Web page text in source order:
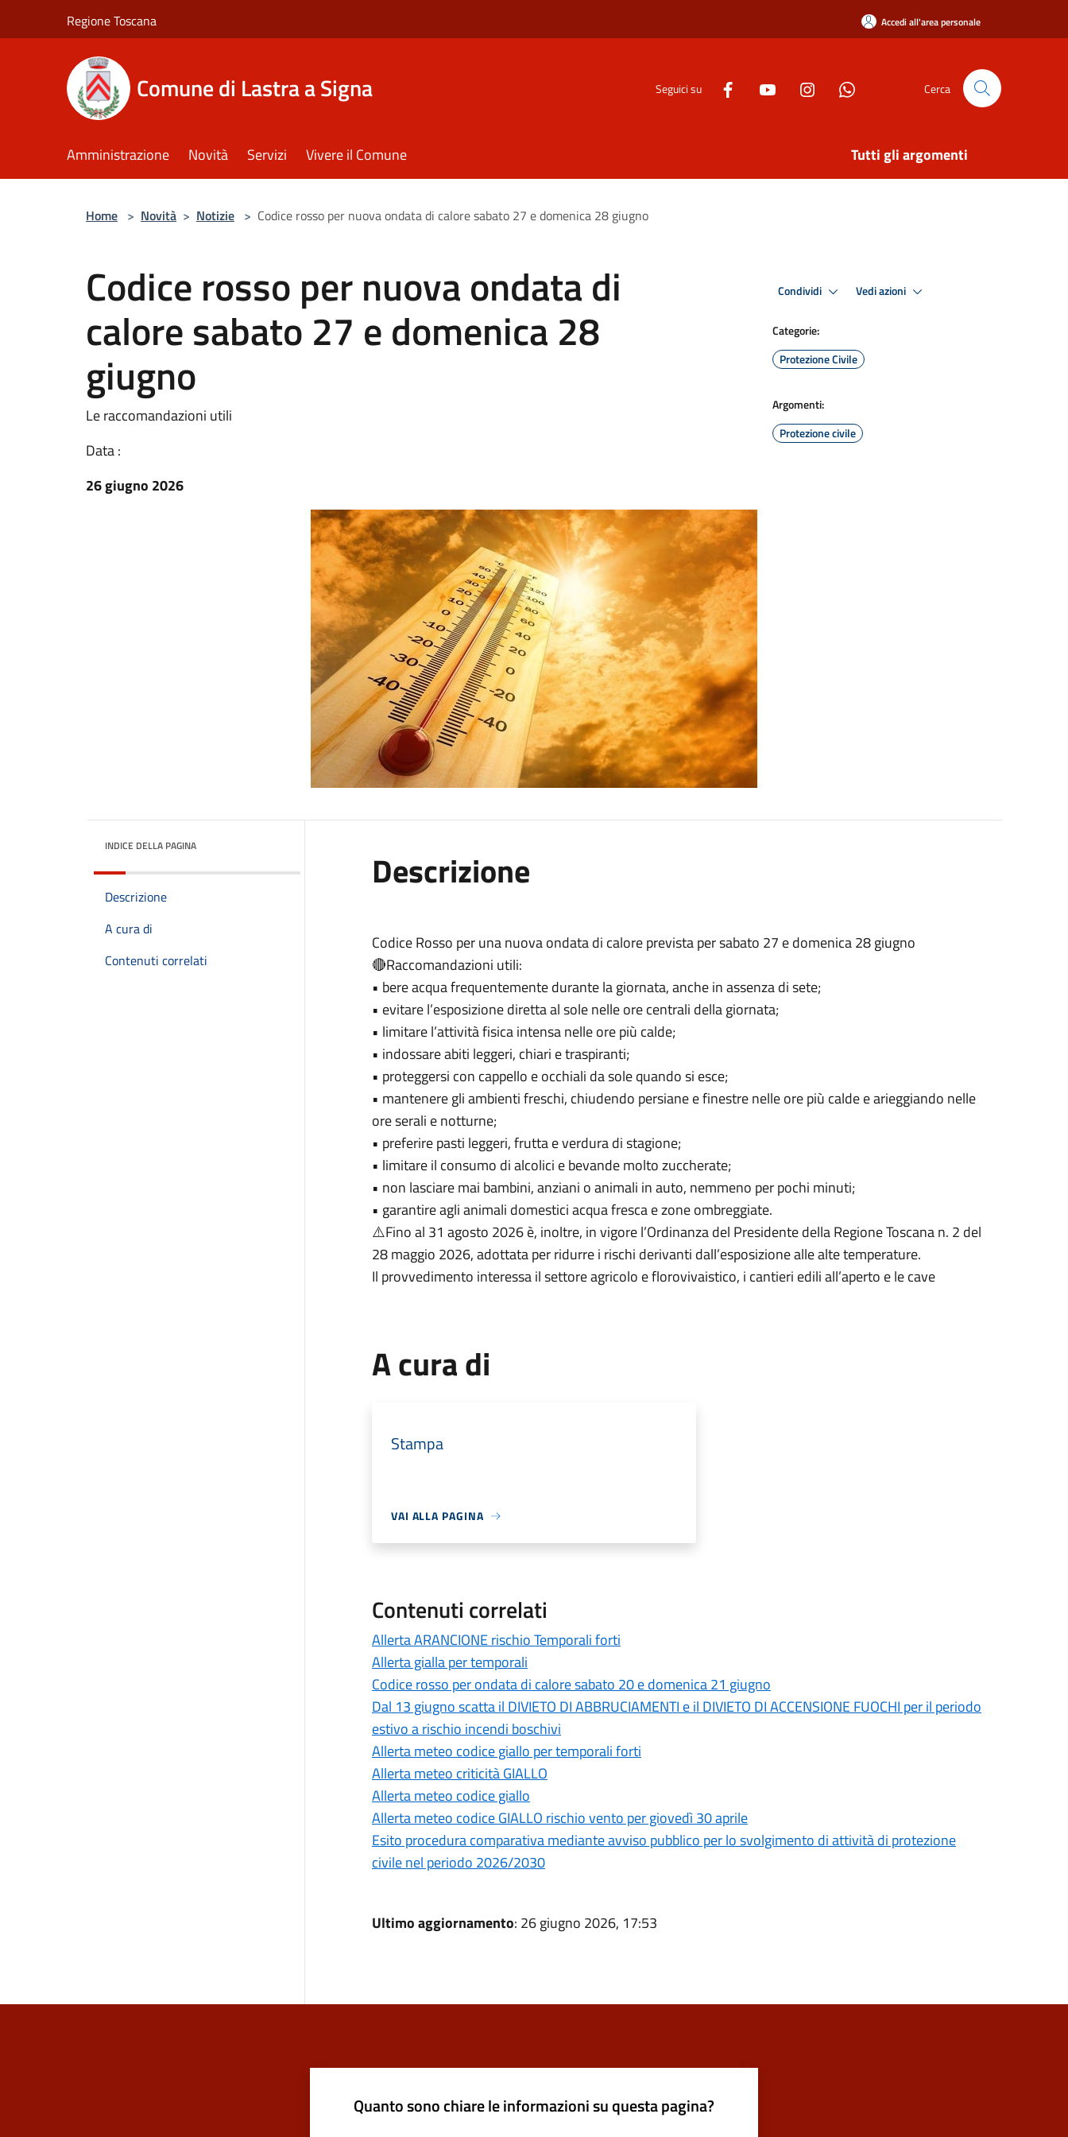
Regione Toscana Accedi all'area personale
Comune di Lastra a Signa Seguici su Cerca
Amministrazione Novità Servizi Vivere il Comune Tutti gli argomenti
Home > Novità > Notizie > Codice rosso per nuova ondata di calore sabato 27 e domenica 28 giugno
Codice rosso per nuova ondata di
calore sabato 27 e domenica 28
giugno
Le raccomandazioni utili
Data :
26 giugno 2026
Condividi Vedi azioni
Categorie:
Protezione Civile
Argomenti:
Protezione civile
INDICE DELLA PAGINA
Descrizione
A cura di
Contenuti correlati
Descrizione
Codice Rosso per una nuova ondata di calore prevista per sabato 27 e domenica 28 giugno
🔴Raccomandazioni utili:
• bere acqua frequentemente durante la giornata, anche in assenza di sete;
• evitare l’esposizione diretta al sole nelle ore centrali della giornata;
• limitare l’attività fisica intensa nelle ore più calde;
• indossare abiti leggeri, chiari e traspiranti;
• proteggersi con cappello e occhiali da sole quando si esce;
• mantenere gli ambienti freschi, chiudendo persiane e finestre nelle ore più calde e arieggiando nelle
ore serali e notturne;
• preferire pasti leggeri, frutta e verdura di stagione;
• limitare il consumo di alcolici e bevande molto zuccherate;
• non lasciare mai bambini, anziani o animali in auto, nemmeno per pochi minuti;
• garantire agli animali domestici acqua fresca e zone ombreggiate.
⚠️Fino al 31 agosto 2026 è, inoltre, in vigore l’Ordinanza del Presidente della Regione Toscana n. 2 del
28 maggio 2026, adottata per ridurre i rischi derivanti dall’esposizione alle alte temperature.
Il provvedimento interessa il settore agricolo e florovivaistico, i cantieri edili all’aperto e le cave
A cura di
Stampa
VAI ALLA PAGINA
Contenuti correlati
Allerta ARANCIONE rischio Temporali forti
Allerta gialla per temporali
Codice rosso per ondata di calore sabato 20 e domenica 21 giugno
Dal 13 giugno scatta il DIVIETO DI ABBRUCIAMENTI e il DIVIETO DI ACCENSIONE FUOCHI per il periodo
estivo a rischio incendi boschivi
Allerta meteo codice giallo per temporali forti
Allerta meteo criticità GIALLO
Allerta meteo codice giallo
Allerta meteo codice GIALLO rischio vento per giovedì 30 aprile
Esito procedura comparativa mediante avviso pubblico per lo svolgimento di attività di protezione
civile nel periodo 2026/2030
Ultimo aggiornamento: 26 giugno 2026, 17:53
Quanto sono chiare le informazioni su questa pagina?